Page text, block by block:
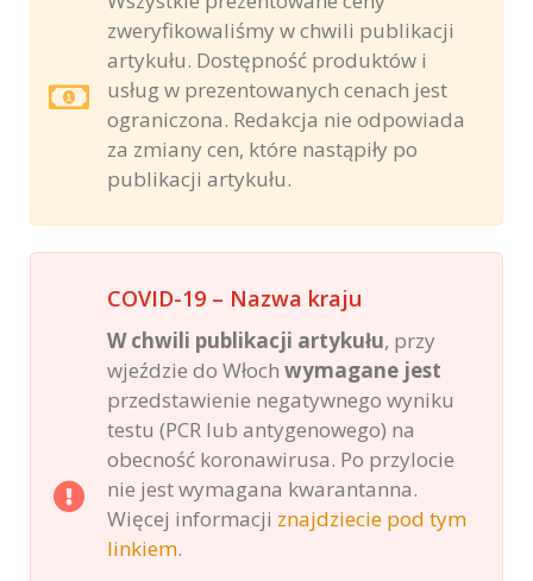
zweryfikowaliśmy w chwili publikacji
artykułu. Dostępność produktów i
usług w prezentowanych cenach jest
ograniczona. Redakcja nie odpowiada
za zmiany cen, które nastąpiły po
publikacji artykułu.
COVID-19 – Nazwa kraju
W chwili publikacji artykułu, przy
wjeździe do Włoch wymagane jest
przedstawienie negatywnego wyniku
testu (PCR lub antygenowego) na
obecność koronawirusa. Po przylocie
nie jest wymagana kwarantanna.
Więcej informacji znajdziecie pod tym
linkiem.